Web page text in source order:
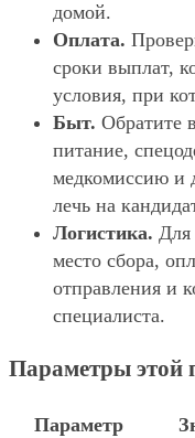
домой.
Оплата.
сроки выплат,
условия, при
Быт. Обратите
питание,
медкомиссию и
лечь на
Логистика. Для
место сбора,
отправления и
специалиста.
Параметры этой
Параметр